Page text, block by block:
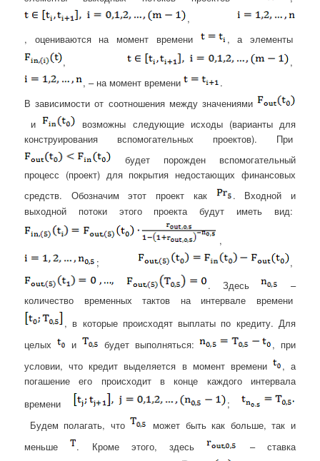
,
, оцениваются на момент времени
, а элементы
,
,
, – на момент времени
.
В зависимости от соотношения между значениями
и
возможны следующие исходы (варианты для
конструирования вспомогательных проектов). При
будет порожден вспомогательный
процесс (проект) для покрытия недостающих финансовых
средств. Обозначим этот проект как
. Входной и
выходной потоки этого проекта будут иметь вид:
,
;
,
. Здесь
–
количество временных тактов на интервале времени
, в которые происходят выплаты по кредиту. Для
целых
и будет выполняться: , при
условии, что кредит выделяется в момент времени
, а
погашение его происходит в конце каждого интервала
времени
;
Будем полагать, что
может быть как больше, так и
меньше
. Кроме этого, здесь
– ставка